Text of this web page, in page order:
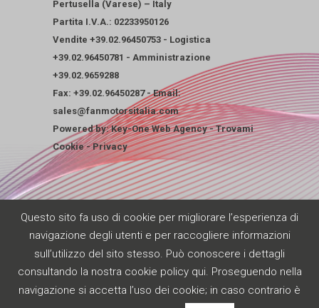
Pertusella (Varese) – Italy
Partita I.V.A.: 02233950126
Vendite +39.02.96450753 - Logistica
+39.02.96450781 - Amministrazione
+39.02.9659288
Fax: +39.02.96450287 - Email:
sales@fanmotorsitalia.com
Powered by:Key-One Web Agency-Trovami
Cookie-Privacy
Questo sito fa uso di cookie per migliorare l’esperienza di
navigazione degli utenti e per raccogliere informazioni
sull’utilizzo del sito stesso. Può conoscere i dettagli
consultando la nostra cookie policy qui. Proseguendo nella
navigazione si accetta l’uso dei cookie; in caso contrario è